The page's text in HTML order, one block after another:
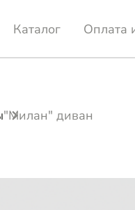
Каталог Оплата
"Милан" диван